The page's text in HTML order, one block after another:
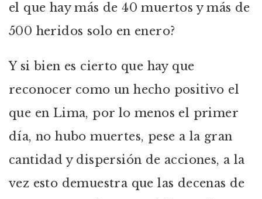
el que hay más de 40 muertos y más de
500 heridos solo en enero?
Y si bien es cierto que hay que
reconocer como un hecho positivo el
que en Lima, por lo menos el primer
día, no hubo muertes, pese a la gran
cantidad y dispersión de acciones, a la
vez esto demuestra que las decenas de